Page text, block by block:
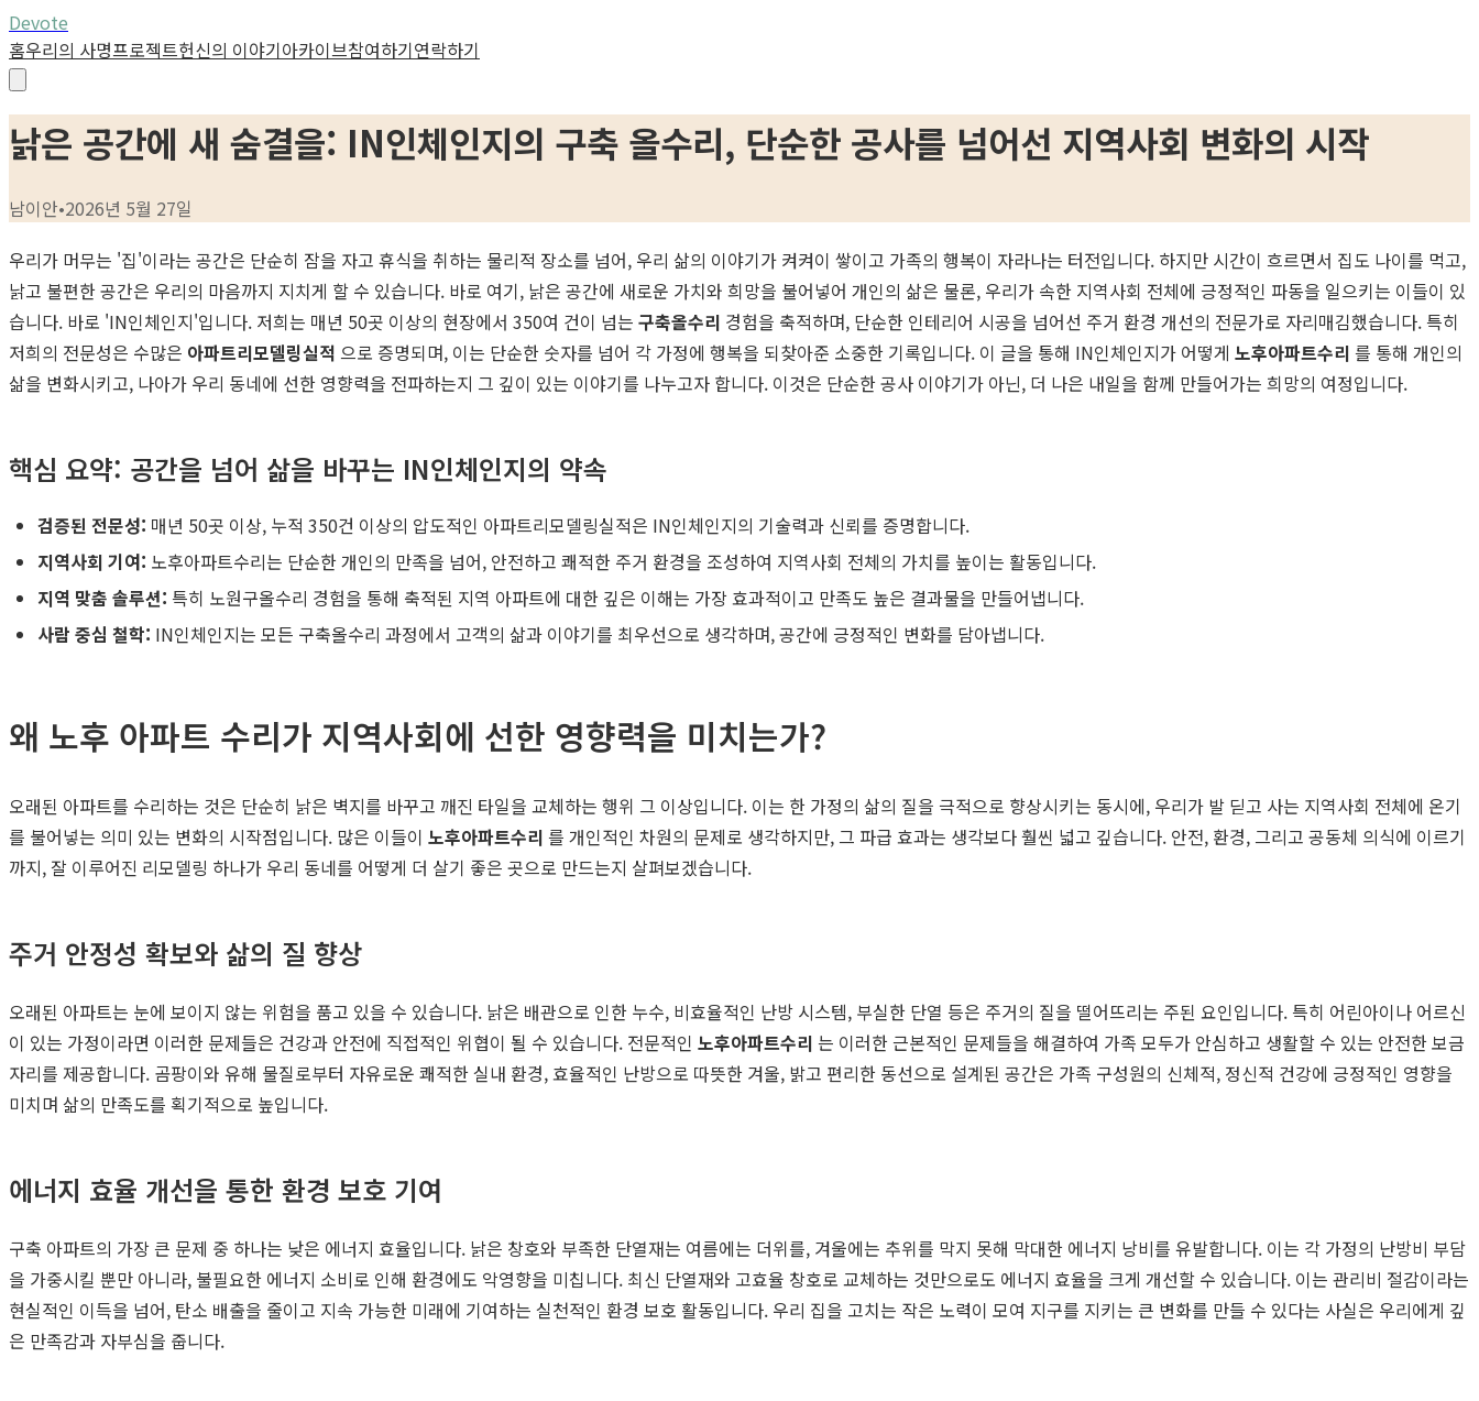
Devote
홈우리의 사명프로젝트헌신의 이야기아카이브참여하기연락하기
낡은 공간에 새 숨결을: IN인체인지의 구축 올수리, 단순한 공사를 넘어선 지역사회 변화의 시작
남이안•2026년 5월 27일
우리가 머무는 '집'이라는 공간은 단순히 잠을 자고 휴식을 취하는 물리적 장소를 넘어, 우리 삶의 이야기가 켜켜이 쌓이고 가족의 행복이 자라나는 터전입니다. 하지만 시간이 흐르면서 집도 나이를 먹고,
낡고 불편한 공간은 우리의 마음까지 지치게 할 수 있습니다. 바로 여기, 낡은 공간에 새로운 가치와 희망을 불어넣어 개인의 삶은 물론, 우리가 속한 지역사회 전체에 긍정적인 파동을 일으키는 이들이 있
습니다. 바로 'IN인체인지'입니다. 저희는 매년 50곳 이상의 현장에서 350여 건이 넘는 구축올수리 경험을 축적하며, 단순한 인테리어 시공을 넘어선 주거 환경 개선의 전문가로 자리매김했습니다. 특히
저희의 전문성은 수많은 아파트리모델링실적 으로 증명되며, 이는 단순한 숫자를 넘어 각 가정에 행복을 되찾아준 소중한 기록입니다. 이 글을 통해 IN인체인지가 어떻게 노후아파트수리 를 통해 개인의
삶을 변화시키고, 나아가 우리 동네에 선한 영향력을 전파하는지 그 깊이 있는 이야기를 나누고자 합니다. 이것은 단순한 공사 이야기가 아닌, 더 나은 내일을 함께 만들어가는 희망의 여정입니다.
핵심 요약: 공간을 넘어 삶을 바꾸는 IN인체인지의 약속
검증된 전문성: 매년 50곳 이상, 누적 350건 이상의 압도적인 아파트리모델링실적은 IN인체인지의 기술력과 신뢰를 증명합니다.
지역사회 기여: 노후아파트수리는 단순한 개인의 만족을 넘어, 안전하고 쾌적한 주거 환경을 조성하여 지역사회 전체의 가치를 높이는 활동입니다.
지역 맞춤 솔루션: 특히 노원구올수리 경험을 통해 축적된 지역 아파트에 대한 깊은 이해는 가장 효과적이고 만족도 높은 결과물을 만들어냅니다.
사람 중심 철학: IN인체인지는 모든 구축올수리 과정에서 고객의 삶과 이야기를 최우선으로 생각하며, 공간에 긍정적인 변화를 담아냅니다.
왜 노후 아파트 수리가 지역사회에 선한 영향력을 미치는가?
오래된 아파트를 수리하는 것은 단순히 낡은 벽지를 바꾸고 깨진 타일을 교체하는 행위 그 이상입니다. 이는 한 가정의 삶의 질을 극적으로 향상시키는 동시에, 우리가 발 딛고 사는 지역사회 전체에 온기
를 불어넣는 의미 있는 변화의 시작점입니다. 많은 이들이 노후아파트수리 를 개인적인 차원의 문제로 생각하지만, 그 파급 효과는 생각보다 훨씬 넓고 깊습니다. 안전, 환경, 그리고 공동체 의식에 이르기
까지, 잘 이루어진 리모델링 하나가 우리 동네를 어떻게 더 살기 좋은 곳으로 만드는지 살펴보겠습니다.
주거 안정성 확보와 삶의 질 향상
오래된 아파트는 눈에 보이지 않는 위험을 품고 있을 수 있습니다. 낡은 배관으로 인한 누수, 비효율적인 난방 시스템, 부실한 단열 등은 주거의 질을 떨어뜨리는 주된 요인입니다. 특히 어린아이나 어르신
이 있는 가정이라면 이러한 문제들은 건강과 안전에 직접적인 위협이 될 수 있습니다. 전문적인 노후아파트수리 는 이러한 근본적인 문제들을 해결하여 가족 모두가 안심하고 생활할 수 있는 안전한 보금
자리를 제공합니다. 곰팡이와 유해 물질로부터 자유로운 쾌적한 실내 환경, 효율적인 난방으로 따뜻한 겨울, 밝고 편리한 동선으로 설계된 공간은 가족 구성원의 신체적, 정신적 건강에 긍정적인 영향을
미치며 삶의 만족도를 획기적으로 높입니다.
에너지 효율 개선을 통한 환경 보호 기여
구축 아파트의 가장 큰 문제 중 하나는 낮은 에너지 효율입니다. 낡은 창호와 부족한 단열재는 여름에는 더위를, 겨울에는 추위를 막지 못해 막대한 에너지 낭비를 유발합니다. 이는 각 가정의 난방비 부담
을 가중시킬 뿐만 아니라, 불필요한 에너지 소비로 인해 환경에도 악영향을 미칩니다. 최신 단열재와 고효율 창호로 교체하는 것만으로도 에너지 효율을 크게 개선할 수 있습니다. 이는 관리비 절감이라는
현실적인 이득을 넘어, 탄소 배출을 줄이고 지속 가능한 미래에 기여하는 실천적인 환경 보호 활동입니다. 우리 집을 고치는 작은 노력이 모여 지구를 지키는 큰 변화를 만들 수 있다는 사실은 우리에게 깊
은 만족감과 자부심을 줍니다.